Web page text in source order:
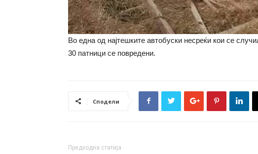
Во една од најтешките автобуски несреќи кои се
30 патници се повредени.
Сподели
Предходна статија